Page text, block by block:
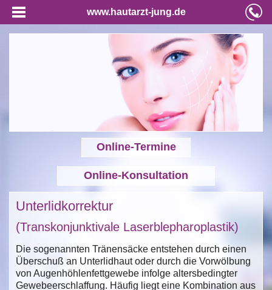
www.hautarzt-jung.de
Online-Termine
Online-Konsultation
Unterlidkorrektur
(Transkonjunktivale Laserblepharoplastik)
Die sogenannten Tränensäcke entstehen durch einen
Überschuß an Unterlidhaut oder durch die Vorwölbung
von Augenhöhlenfettgewebe infolge altersbedingter
Gewebeerschlaffung. Häufig liegt eine Kombination aus